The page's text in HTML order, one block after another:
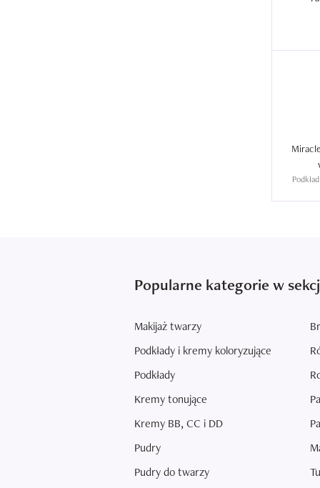
Popularne kategorie w
Makijaż twarzy
Podkłady i kremy koloryzujące
Podkłady
Kremy tonujące
Kremy BB, CC i DD
Pudry
Pudry do twarzy